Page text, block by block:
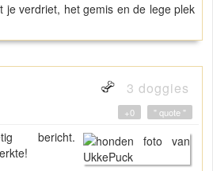
je verdriet, het gemis en de lege plek
3 doggies
" quote "
+0
bericht.